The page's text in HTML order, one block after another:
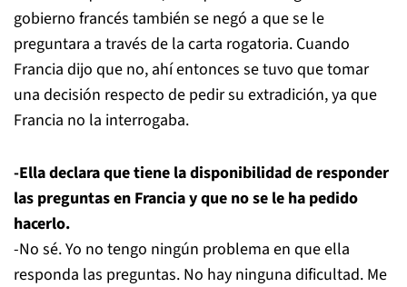
gobierno francés también se negó a que se le
preguntara a través de la carta rogatoria. Cuando
Francia dijo que no, ahí entonces se tuvo que tomar
una decisión respecto de pedir su extradición, ya que
Francia no la interrogaba.
-Ella declara que tiene la disponibilidad de responder
las preguntas en Francia y que no se le ha pedido
hacerlo.
-No sé. Yo no tengo ningún problema en que ella
responda las preguntas. No hay ninguna dificultad. Me